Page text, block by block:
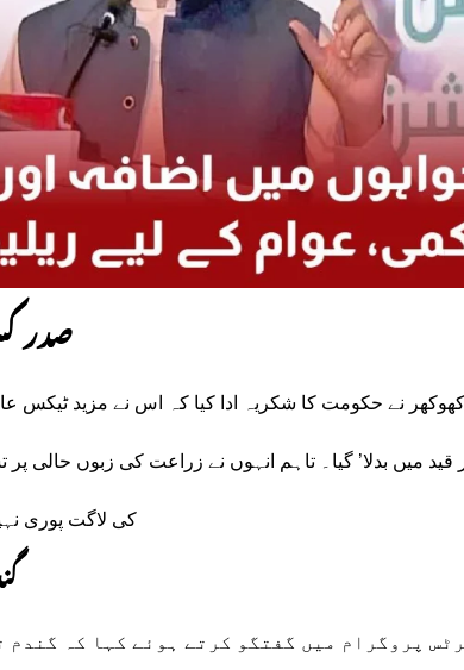
صدر
نے حکومت کا شکریہ ادا کیا کہ اس نے مزید ٹیکس
میں بدلا’ گیا۔ تاہم انہوں نے زراعت کی زبوں حالی
کی لاگت پوری
پروگرام میں گفتگو کرتے ہوئے کہا کہ گندم